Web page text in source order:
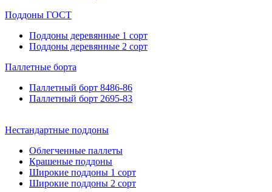
Поддоны ГОСТ
Поддоны деревянные 1 сорт
Поддоны деревянные 2 сорт
Паллетные борта
Паллетный борт 8486-86
Паллетный борт 2695-83
Нестандартные поддоны
Облегченные паллеты
Крашеные поддоны
Широкие поддоны 1 сорт
Широкие поддоны 2 сорт